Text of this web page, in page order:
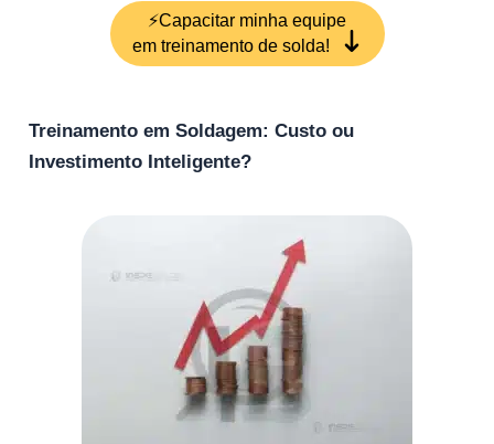
⚡Capacitar minha equipe
em treinamento de solda!
Treinamento em Soldagem: Custo ou
Investimento Inteligente?